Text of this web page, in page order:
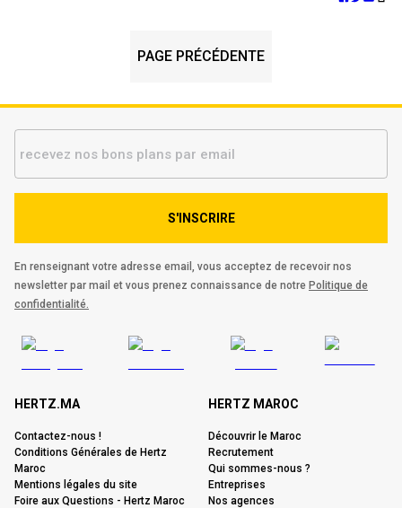
PAGE PRÉCÉDENTE
S'INSCRIRE
En renseignant votre adresse email, vous acceptez de recevoir nos
newsletter par mail et vous prenez connaissance de notre Politique de
confidentialité.
HERTZ.MA
Contactez-nous !
Conditions Générales de Hertz
Maroc
Mentions légales du site
Foire aux Questions - Hertz Maroc
HERTZ MAROC
Découvrir le Maroc
Recrutement
Qui sommes-nous ?
Entreprises
Nos agences